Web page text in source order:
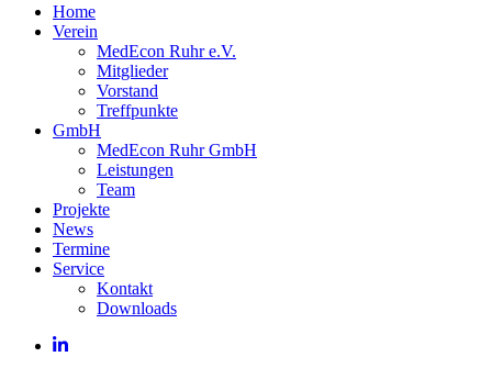
Home
Verein
MedEcon Ruhr e.V.
Mitglieder
Vorstand
Treffpunkte
GmbH
MedEcon Ruhr GmbH
Leistungen
Team
Projekte
News
Termine
Service
Kontakt
Downloads